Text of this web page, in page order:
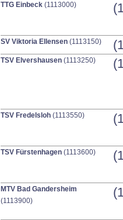
TTG Einbeck (1113000)
SV Viktoria Ellensen (1113150)
TSV Elvershausen (1113250)
TSV Fredelsloh (1113550)
TSV Fürstenhagen (1113600)
MTV Bad Gandersheim
(1113900)